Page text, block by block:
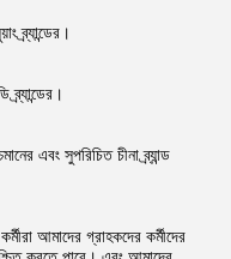
ব্র্যান্ডের।
এবং সুপরিচিত চীনা ব্র্যান্ড
আমাদের গ্রাহকদের কর্মীদের